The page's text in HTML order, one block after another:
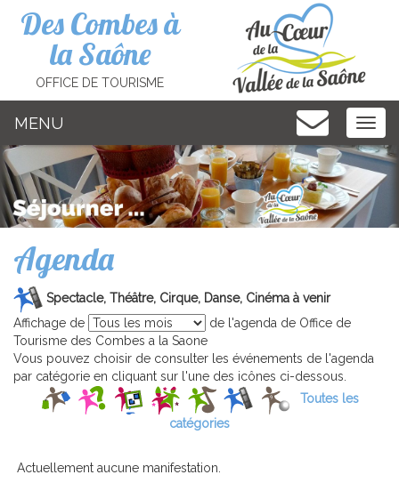
Des Combes à
la Saône
OFFICE DE TOURISME
MENU
Agenda
Spectacle, Théâtre, Cirque, Danse, Cinéma à venir
Affichage de
de l'agenda de Office de
Tourisme des Combes a la Saone
Vous pouvez choisir de consulter les événements de l'agenda
par catégorie en cliquant sur l'une des icônes ci-dessous.
Toutes les
catégories
Actuellement aucune manifestation.